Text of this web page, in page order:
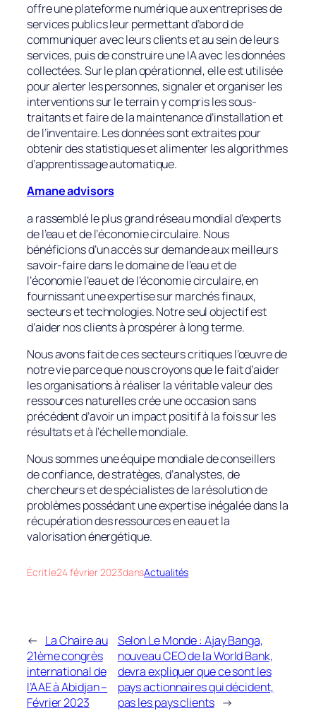
offre une plateforme numérique aux entreprises de
services publics leur permettant d’abord de
communiquer avec leurs clients et au sein de leurs
services, puis de construire une IA avec les données
collectées. Sur le plan opérationnel, elle est utilisée
pour alerter les personnes, signaler et organiser les
interventions sur le terrain y compris les sous-
traitants et faire de la maintenance d’installation et
de l’inventaire. Les données sont extraites pour
obtenir des statistiques et alimenter les algorithmes
d’apprentissage automatique.
Amane advisors
a rassemblé le plus grand réseau mondial d’experts
de l’eau et de l’économie circulaire. Nous
bénéficions d’un accès sur demande aux meilleurs
savoir-faire dans le domaine de l’eau et de
l’économie l’eau et de l’économie circulaire, en
fournissant une expertise sur marchés finaux,
secteurs et technologies. Notre seul objectif est
d’aider nos clients à prospérer à long terme.
Nous avons fait de ces secteurs critiques l’œuvre de
notre vie parce que nous croyons que le fait d’aider
les organisations à réaliser la véritable valeur des
ressources naturelles crée une occasion sans
précédent d’avoir un impact positif à la fois sur les
résultats et à l’échelle mondiale.
Nous sommes une équipe mondiale de conseillers
de confiance, de stratèges, d’analystes, de
chercheurs et de spécialistes de la résolution de
problèmes possédant une expertise inégalée dans la
récupération des ressources en eau et la
valorisation énergétique.
Écrit le24 février 2023dansActualités
← La Chaire au
21ème congrès
international de
l’AAE à Abidjan –
Février 2023
Selon Le Monde : Ajay Banga,
nouveau CEO de la World Bank,
devra expliquer que ce sont les
pays actionnaires qui décident,
pas les pays clients →